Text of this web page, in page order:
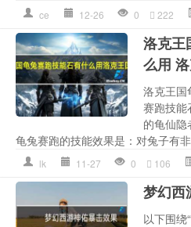
ce 12-26 0 222
洛克王
么用
洛克王国
赛跑技能
的龟仙隐
龟兔赛跑的技能效果是：对兔子有
lk 11-27 0 106
梦幻西
以下围绕